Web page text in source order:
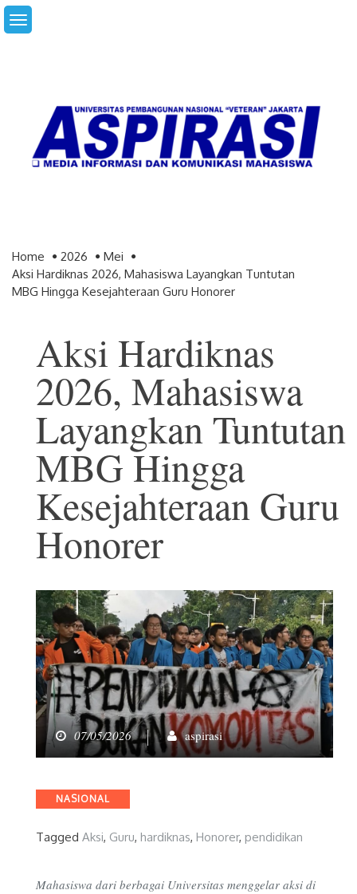
Skip
to
Home 2026
Mei
Aksi Hardiknas 2026, Mahasiswa Layangkan Tuntutan
MBG Hingga Kesejahteraan Guru Honorer
Aksi Hardiknas
2026, Mahasiswa
Layangkan Tuntutan
MBG Hingga
Kesejahteraan Guru
Honorer
07/05/2026 aspirasi
Categories
NASIONAL
Tagged Aksi, Guru, hardiknas, Honorer, pendidikan
Mahasiswa dari berbagai Universitas menggelar aksi di